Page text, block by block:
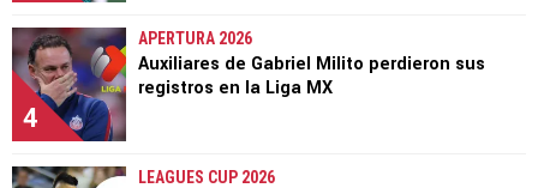
4
APERTURA 2026
Auxiliares de Gabriel Milito perdieron sus
registros en la Liga MX
LEAGUES CUP 2026